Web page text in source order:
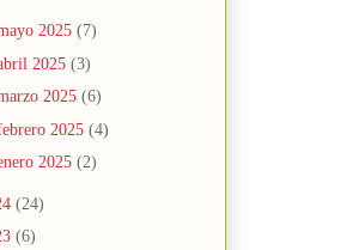
2025(7)
2025(3)
2025(6)
2025(4)
2025(2)
(24)
(6)